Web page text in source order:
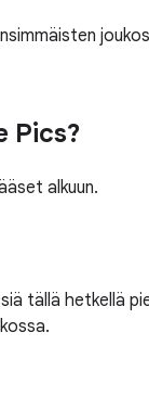
Pics?
alkuun.
tällä hetkellä